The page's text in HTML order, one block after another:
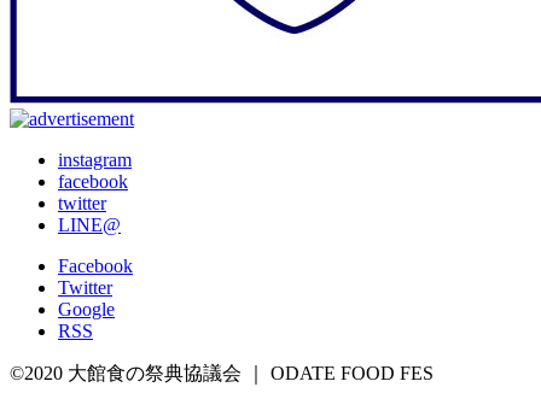
instagram
facebook
twitter
LINE@
Facebook
Twitter
Google
RSS
©2020 大館食の祭典協議会 ｜ ODATE FOOD FES